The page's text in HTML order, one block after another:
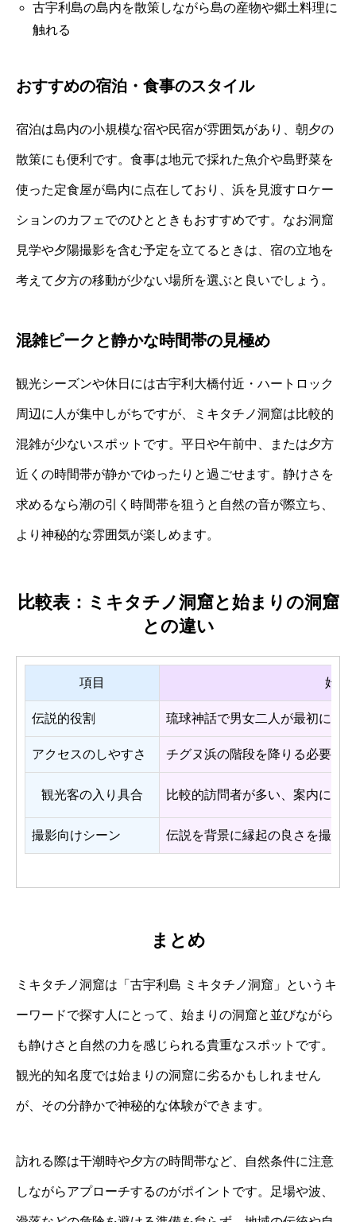
古宇利島の島内を散策しながら島の産物や郷土料理に
触れる
おすすめの宿泊・食事のスタイル
宿泊は島内の小規模な宿や民宿が雰囲気があり、朝夕の
散策にも便利です。食事は地元で採れた魚介や島野菜を
使った定食屋が島内に点在しており、浜を見渡すロケー
ションのカフェでのひとときもおすすめです。なお洞窟
見学や夕陽撮影を含む予定を立てるときは、宿の立地を
考えて夕方の移動が少ない場所を選ぶと良いでしょう。
混雑ピークと静かな時間帯の見極め
観光シーズンや休日には古宇利大橋付近・ハートロック
周辺に人が集中しがちですが、ミキタチノ洞窟は比較的
混雑が少ないスポットです。平日や午前中、または夕方
近くの時間帯が静かでゆったりと過ごせます。静けさを
求めるなら潮の引く時間帯を狙うと自然の音が際立ち、
より神秘的な雰囲気が楽しめます。
比較表：ミキタチノ洞窟と始まりの洞窟
との違い
項目 始ま
伝説的役割 琉球神話で男女二人が最初に住
アクセスのしやすさ チグヌ浜の階段を降りる必要が
観光客の入り具合 比較的訪問者が多い、案内に出
撮影向けシーン 伝説を背景に縁起の良さを撮る
まとめ
ミキタチノ洞窟は「古宇利島 ミキタチノ洞窟」というキ
ーワードで探す人にとって、始まりの洞窟と並びながら
も静けさと自然の力を感じられる貴重なスポットです。
観光的知名度では始まりの洞窟に劣るかもしれません
が、その分静かで神秘的な体験ができます。
訪れる際は干潮時や夕方の時間帯など、自然条件に注意
しながらアプローチするのがポイントです。足場や波、